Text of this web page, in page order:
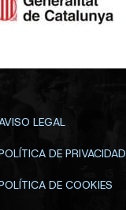
LEGAL
DE PRIVACIDAD
DE COOKIES